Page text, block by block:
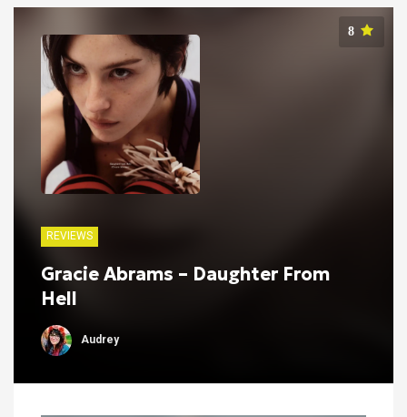
8
REVIEWS
Gracie Abrams – Daughter From
Hell
Audrey